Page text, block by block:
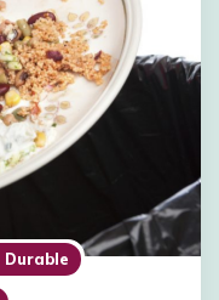
Durable